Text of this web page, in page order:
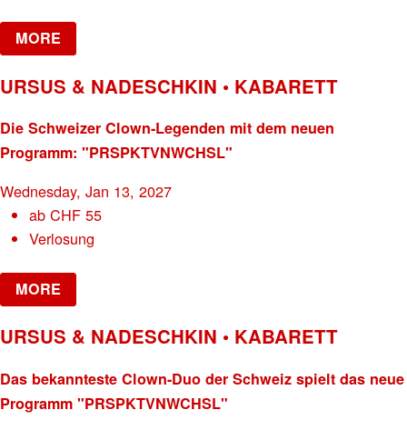
MORE
URSUS & NADESCHKIN • KABARETT
Die Schweizer Clown-Legenden mit dem neuen
Programm: "PRSPKTVNWCHSL"
Wednesday, Jan 13, 2027
abCHF 55
Verlosung
MORE
URSUS & NADESCHKIN • KABARETT
Das bekannteste Clown-Duo der Schweiz spielt das neue
Programm "PRSPKTVNWCHSL"